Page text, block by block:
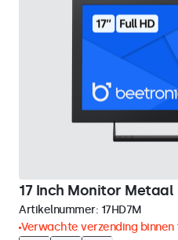
17 Inch Monitor Metaal
Artikelnummer: 17HD7M
Verwachte verzending binnen